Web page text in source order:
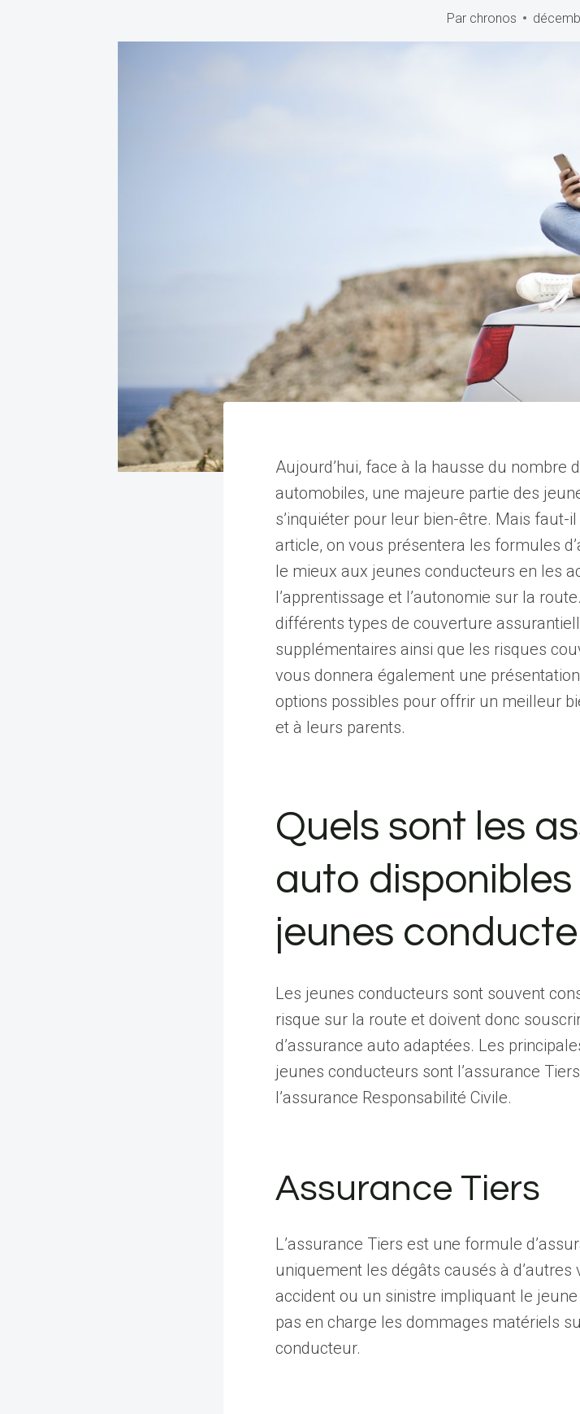
Par chronos
Aujourd’hui, face à la hausse du nombre
automobiles, une majeure partie des
s’inquiéter pour leur bien-être. Mais faut-
article, on vous présentera les formules
le mieux aux jeunes conducteurs en les
l’apprentissage et l’autonomie sur la
différents types de couverture
supplémentaires ainsi que les risques
vous donnera également une
options possibles pour offrir un meilleur
et à leurs parents.
Quels sont les
auto disponibles
jeunes
Les jeunes conducteurs sont souvent
risque sur la route et doivent donc
d’assurance auto adaptées. Les
jeunes conducteurs sont l’assurance
l’assurance Responsabilité Civile.
Assurance Tiers
L’assurance Tiers est une formule
uniquement les dégâts causés à
accident ou un sinistre impliquant le
pas en charge les dommages matériels
conducteur.